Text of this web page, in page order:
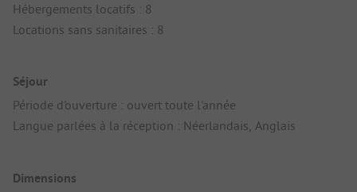
Hébergements locatifs : 8
Locations sans sanitaires : 8
Séjour
Période d'ouverture : ouvert toute l'année
Langue parlées à la réception : Néerlandais, Anglais
Dimensions